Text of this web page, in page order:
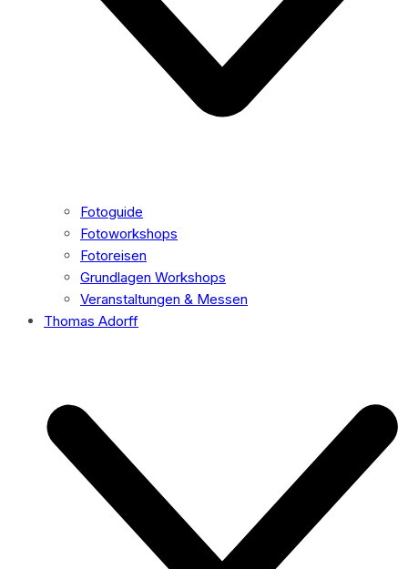
Fotoguide
Fotoworkshops
Fotoreisen
Grundlagen Workshops
Veranstaltungen & Messen
Thomas Adorff